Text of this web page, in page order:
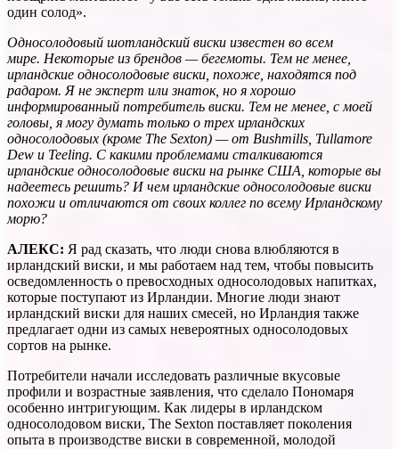
один солод».
Односолодовый шотландский виски известен во всем
мире. Некоторые из брендов — бегемоты. Тем не менее,
ирландские односолодовые виски, похоже, находятся под
радаром. Я не эксперт или знаток, но я хорошо
информированный потребитель виски. Тем не менее, с моей
головы, я могу думать только о трех ирландских
односолодовых (кроме The Sexton) — от Bushmills, Tullamore
Dew и Teeling. С какими проблемами сталкиваются
ирландские односолодовые виски на рынке США, которые вы
надеетесь решить? И чем ирландские односолодовые виски
похожи и отличаются от своих коллег по всему Ирландскому
морю?
АЛЕКС: Я рад сказать, что люди снова влюбляются в
ирландский виски, и мы работаем над тем, чтобы повысить
осведомленность о превосходных односолодовых напитках,
которые поступают из Ирландии. Многие люди знают
ирландский виски для наших смесей, но Ирландия также
предлагает одни из самых невероятных односолодовых
сортов на рынке.
Потребители начали исследовать различные вкусовые
профили и возрастные заявления, что сделало Пономаря
особенно интригующим. Как лидеры в ирландском
односолодовом виски, The Sexton поставляет поколения
опыта в производстве виски в современной, молодой